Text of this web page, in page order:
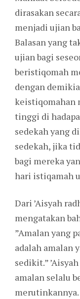
dirasakan
menjadi ujian
Balasan yang
ujian bagi
beristiqomah
dengan
keistiqomahan
tinggi di
sedekah yang
sedekah, jika
bagi mereka
hari istiqamah
Dari ’Aisyah
mengatakan
”Amalan yang
adalah amalan
sedikit.”
amalan selalu